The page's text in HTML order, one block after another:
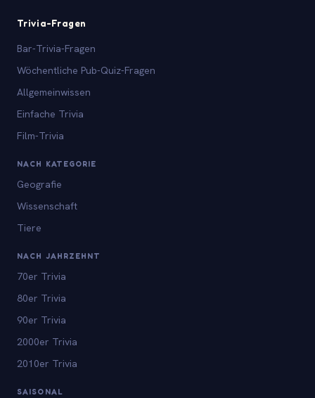
Trivia-Fragen
Bar-Trivia-Fragen
Wöchentliche Pub-Quiz-Fragen
Allgemeinwissen
Einfache Trivia
Film-Trivia
NACH KATEGORIE
Geografie
Wissenschaft
Tiere
NACH JAHRZEHNT
70er Trivia
80er Trivia
90er Trivia
2000er Trivia
2010er Trivia
SAISONAL